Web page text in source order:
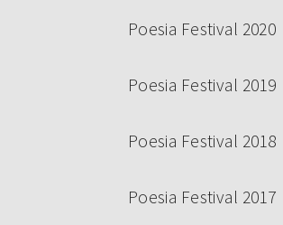
Poesia Festival 2020
Poesia Festival 2019
Poesia Festival 2018
Poesia Festival 2017